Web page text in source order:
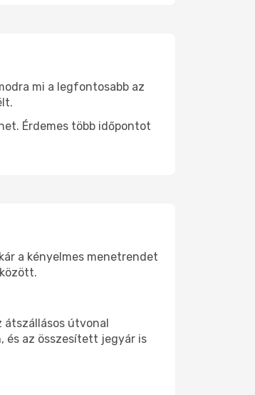
mi a legfontosabb az
Érdemes több időpontot
a kényelmes menetrendet
átszállásos útvonal
és az összesített jegyár is